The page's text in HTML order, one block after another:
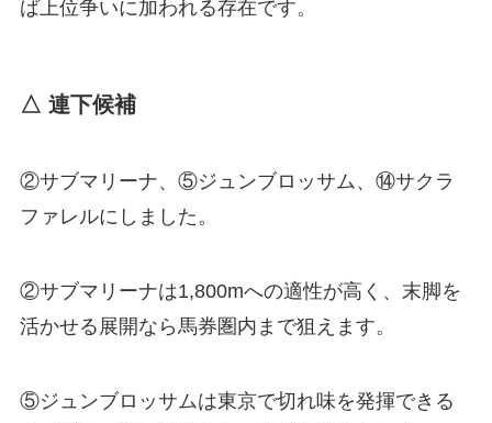
ば上位争いに加われる存在です。
△ 連下候補
②サブマリーナ、⑤ジュンブロッサム、⑭サクラ
ファレルにしました。
②サブマリーナは1,800mへの適性が高く、末脚を
活かせる展開なら馬券圏内まで狙えます。
⑤ジュンブロッサムは東京で切れ味を発揮できる